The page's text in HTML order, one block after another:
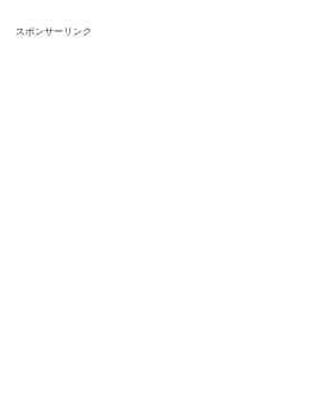
スポンサーリンク